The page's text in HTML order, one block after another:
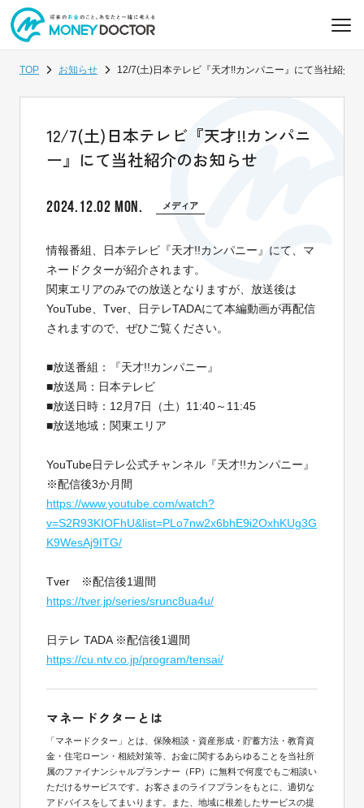
TOP お知らせ 12/7(土)日本テレビ『天才!!カンパニー』にて当社紹介
12/7(土)日本テレビ『天才!!カンパニ
ー』にて当社紹介のお知らせ
2024.12.02 MON. メディア
情報番組、日本テレビ『天才!!カンパニー』にて、マ
ネードクターが紹介されます。
関東エリアのみでの放送となりますが、放送後は
YouTube、Tver、日テレTADAにて本編動画が再配信
されますので、ぜひご覧ください。
■放送番組：『天才!!カンパニー』
■放送局：日本テレビ
■放送日時：12月7日（土）11:40～11:45
■放送地域：関東エリア
YouTube日テレ公式チャンネル『天才!!カンパニー』
※配信後3か月間
https://www.youtube.com/watch?
v=S2R93KIOFhU&list=PLo7nw2x6bhE9i2OxhKUg3G
K9WesAj9ITG/
Tver ※配信後1週間
https://tver.jp/series/srunc8ua4u/
日テレ TADA ※配信後1週間
https://cu.ntv.co.jp/program/tensai/
マネードクターとは
「マネードクター」とは、保険相談・資産形成・貯蓄方法・教育資
金・住宅ローン・相続対策等、お金に関するあらゆることを当社所
属のファイナンシャルプランナー（FP）に無料で何度でもご相談い
ただけるサービスです。お客さまのライフプランをもとに、適切な
アドバイスをしてまいります。また、地域に根差したサービスの提